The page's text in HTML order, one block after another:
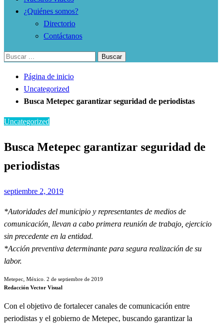
¿Quiénes somos?
Directorio
Contáctanos
Buscar:
Página de inicio
Uncategorized
Busca Metepec garantizar seguridad de periodistas
Uncategorized
Busca Metepec garantizar seguridad de
periodistas
Publicado
septiembre 2, 2019
*Autoridades del municipio y representantes de medios de
comunicación, llevan a cabo primera reunión de trabajo, ejercicio
sin precedente en la entidad.
*Acción preventiva determinante para segura realización de su
labor.
Metepec, México. 2 de septiembre de 2019
Redacción Vector Visual
Con el objetivo de fortalecer canales de comunicación entre
periodistas y el gobierno de Metepec, buscando garantizar la